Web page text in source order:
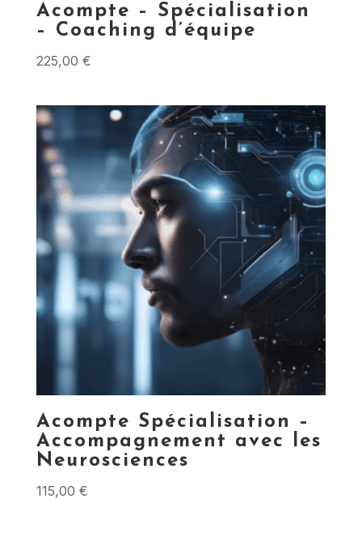
Acompte – Spécialisation
– Coaching d’équipe
225,00 €
Acompte Spécialisation –
Accompagnement avec les
Neurosciences
115,00 €